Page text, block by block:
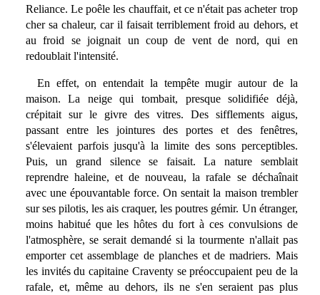
Reliance. Le poêle les chauffait, et ce n'était pas acheter trop
cher sa chaleur, car il faisait terriblement froid au dehors, et
au froid se joignait un coup de vent de nord, qui en
redoublait l'intensité.
En effet, on entendait la tempête mugir autour de la
maison. La neige qui tombait, presque solidifiée déjà,
crépitait sur le givre des vitres. Des sifflements aigus,
passant entre les jointures des portes et des fenêtres,
s'élevaient parfois jusqu'à la limite des sons perceptibles.
Puis, un grand silence se faisait. La nature semblait
reprendre haleine, et de nouveau, la rafale se déchaînait
avec une épouvantable force. On sentait la maison trembler
sur ses pilotis, les ais craquer, les poutres gémir. Un étranger,
moins habitué que les hôtes du fort à ces convulsions de
l'atmosphère, se serait demandé si la tourmente n'allait pas
emporter cet assemblage de planches et de madriers. Mais
les invités du capitaine Craventy se préoccupaient peu de la
rafale, et, même au dehors, ils ne s'en seraient pas plus